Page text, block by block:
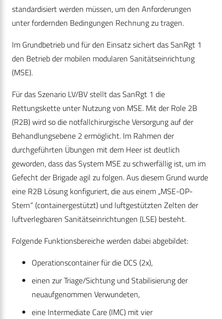
standardisiert werden müssen, um den Anforderungen
unter fordernden Bedingungen Rechnung zu tragen.
Im Grundbetrieb und für den Einsatz sichert das SanRgt 1
den Betrieb der mobilen modularen Sanitätseinrichtung
(MSE).
Für das Szenario LV/BV stellt das SanRgt 1 die
Rettungskette unter Nutzung von MSE. Mit der Role 2B
(R2B) wird so die notfallchirurgische Versorgung auf der
Behandlungsebene 2 ermöglicht. Im Rahmen der
durchgeführten Übungen mit dem Heer ist deutlich
geworden, dass das System MSE zu schwerfällig ist, um im
Gefecht der Brigade agil zu folgen. Aus diesem Grund wurde
eine R2B Lösung konfiguriert, die aus einem „MSE-OP-
Stern“ (containergestützt) und luftgestützten Zelten der
luftverlegbaren Sanitätseinrichtungen (LSE) besteht.
Folgende Funktionsbereiche werden dabei abgebildet:
Operationscontainer für die DCS (2x),
einen zur Triage/Sichtung und Stabilisierung der
neuaufgenommen Verwundeten,
eine Intermediate Care (IMC) mit vier